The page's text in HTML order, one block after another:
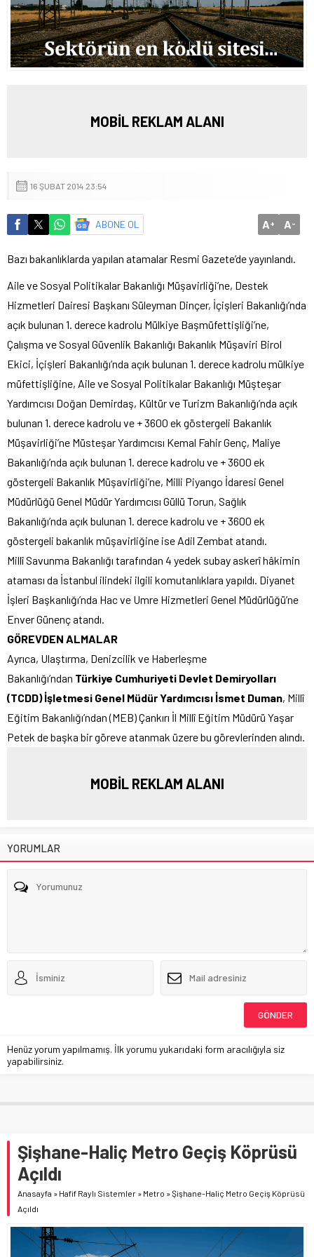
MOBİL REKLAM ALANI
16 ŞUBAT 2014 23:54
ABONE OL A+ A-
Bazı bakanlıklarda yapılan atamalar Resmi Gazete’de yayınlandı.
Aile ve Sosyal Politikalar Bakanlığı Müşavirliği’ne, Destek
Hizmetleri Dairesi Başkanı Süleyman Dinçer, İçişleri Bakanlığı’nda
açık bulunan 1. derece kadrolu Mülkiye Başmüfettişliği’ne,
Çalışma ve Sosyal Güvenlik Bakanlığı Bakanlık Müşaviri Birol
Ekici, İçişleri Bakanlığı’nda açık bulunan 1. derece kadrolu mülkiye
müfettişliğine, Aile ve Sosyal Politikalar Bakanlığı Müşteşar
Yardımcısı Doğan Demirdaş, Kültür ve Turizm Bakanlığı’nda açık
bulunan 1. derece kadrolu ve + 3600 ek göstergeli Bakanlık
Müşavirliği’ne Müsteşar Yardımcısı Kemal Fahir Genç, Maliye
Bakanlığı’nda açık bulunan 1. derece kadrolu ve + 3600 ek
göstergeli Bakanlık Müşavirliği’ne, Milli Piyango İdaresi Genel
Müdürlüğü Genel Müdür Yardımcısı Güllü Torun, Sağlık
Bakanlığı’nda açık bulunan 1. derece kadrolu ve + 3600 ek
göstergeli bakanlık müşavirliğine ise Adil Zembat atandı.
Millî Savunma Bakanlığı tarafından 4 yedek subay askerî hâkimin
ataması da İstanbul ilindeki ilgili komutanlıklara yapıldı. Diyanet
İşleri Başkanlığı’nda Hac ve Umre Hizmetleri Genel Müdürlüğü’ne
Enver Günenç atandı.
GÖREVDEN ALMALAR
Ayrıca, Ulaştırma, Denizcilik ve Haberleşme
Bakanlığı’ndan Türkiye Cumhuriyeti Devlet Demiryolları
(TCDD) İşletmesi Genel Müdür Yardımcısı İsmet Duman, Millî
Eğitim Bakanlığı’ndan (MEB) Çankırı İl Millî Eğitim Müdürü Yaşar
Petek de başka bir göreve atanmak üzere bu görevlerinden alındı.
MOBİL REKLAM ALANI
YORUMLAR
Henüz yorum yapılmamış. İlk yorumu yukarıdaki form aracılığıyla siz
yapabilirsiniz.
Şişhane-Haliç Metro Geçiş Köprüsü
Açıldı
Anasayfa » Hafif Raylı Sistemler » Metro »Şişhane-Haliç Metro Geçiş Köprüsü
Açıldı